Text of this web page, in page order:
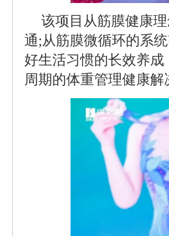
该项目从筋膜健康
通;从筋膜微循环的系
好生活习惯的长效养
周期的体重管理健康解